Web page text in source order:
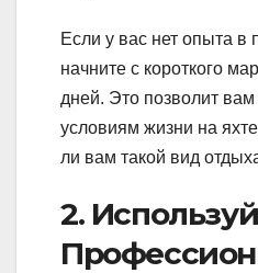
Если у вас нет опыта в
начните с короткого
дней. Это позволит вам
условиям жизни на
ли вам такой вид
2.